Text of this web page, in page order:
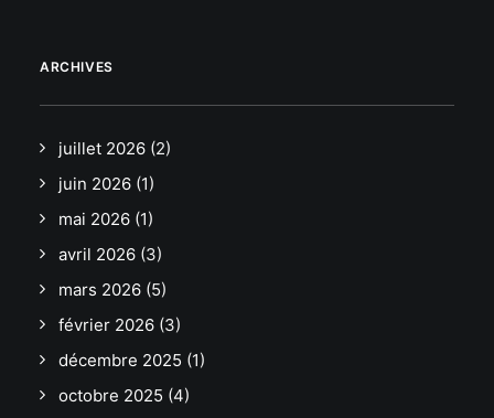
ARCHIVES
juillet 2026 (2)
juin 2026 (1)
mai 2026 (1)
avril 2026 (3)
mars 2026 (5)
février 2026 (3)
décembre 2025 (1)
octobre 2025 (4)